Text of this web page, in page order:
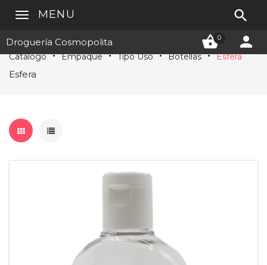
Droguería Cosmopolita 0 
MENU 
Catálogo Empaque Tipo Uso Botellas Esfera
Esfera